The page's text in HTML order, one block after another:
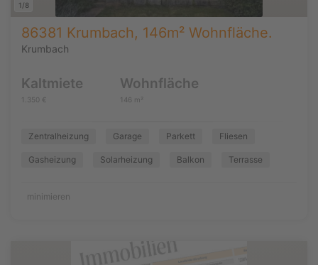
1/8
86381 Krumbach, 146m² Wohnfläche.
Krumbach
Kaltmiete
1.350 €
Wohnfläche
146 m²
Zentralheizung Garage Parkett Fliesen
Gasheizung Solarheizung Balkon Terrasse
minimieren